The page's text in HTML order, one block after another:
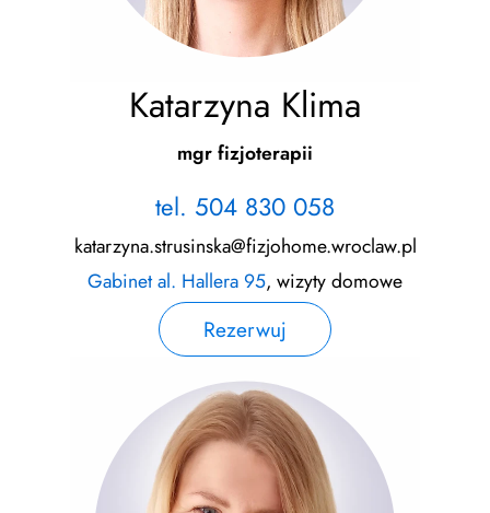
Katarzyna Klima
mgr fizjoterapii
tel. 504 830 058
katarzyna.strusinska@fizjohome.wroclaw.pl
Gabinet al. Hallera 95, wizyty domowe
Rezerwuj